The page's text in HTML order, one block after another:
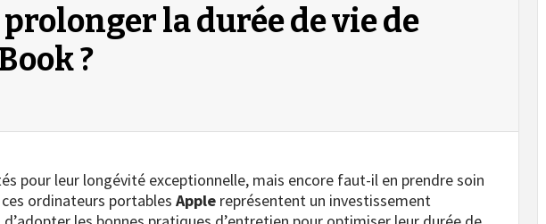
la durée de vie de
?
pour leur longévité exceptionnelle, mais encore faut-il en prendre soin
ordinateurs portables Apple représentent un investissement